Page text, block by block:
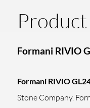
Formani RIVIO
Formani RIVIO
Stone Company.